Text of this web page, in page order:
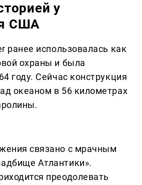
у
США
ранее использовалась как
охраны и была
году. Сейчас конструкция
океаном в 56 километрах
связано с мрачным
Атлантики».
преодолевать